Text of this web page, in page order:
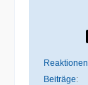
Reaktionen
Beiträge